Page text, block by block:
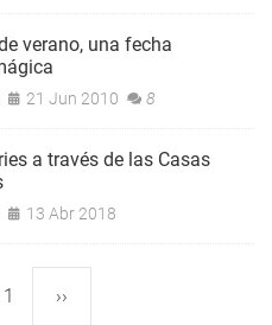
verano, una fecha
21 Jun 2010 8
a través de las Casas
13 Abr 2018
Siguiente
››